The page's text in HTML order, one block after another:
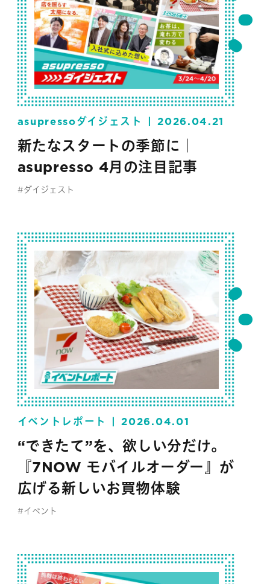
asupressoダイジェスト 2026.04.21
新たなスタートの季節に｜
asupresso 4月の注目記事
#ダイジェスト
イベントレポート 2026.04.01
“できたて”を、欲しい分だけ。
『7NOW モバイルオーダー』が
広げる新しいお買物体験
#イベント